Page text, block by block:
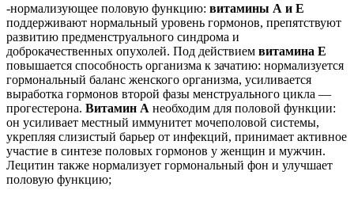
-нормализующее половую функцию: витамины А и Е
поддерживают нормальный уровень гормонов, препятствуют
развитию предменструального синдрома и
доброкачественных опухолей. Под действием витамина Е
повышается способность организма к зачатию: нормализуется
гормональный баланс женского организма, усиливается
выработка гормонов второй фазы менструального цикла —
прогестерона. Витамин А необходим для половой функции:
он усиливает местный иммунитет мочеполовой системы,
укрепляя слизистый барьер от инфекций, принимает активное
участие в синтезе половых гормонов у женщин и мужчин.
Лецитин также нормализует гормональный фон и улучшает
половую функцию;